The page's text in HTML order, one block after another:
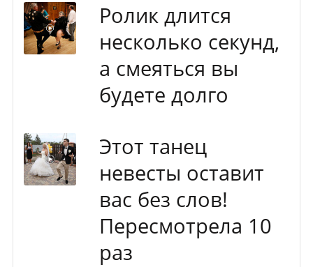
Ролик длится
несколько секунд,
а смеяться вы
будете долго
Этот танец
невесты оставит
вас без слов!
Пересмотрела 10
раз